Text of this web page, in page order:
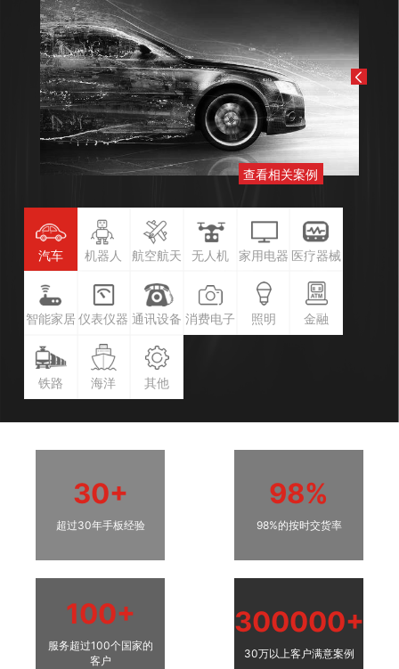
查看相关案例
汽车 机器人 航空航天 无人机 家用电器 医疗器械
智能家居 仪表仪器 通讯设备 消费电子 照明 金融
铁路 海洋 其他
30+
超过30年手板经验
98%
98%的按时交货率
100+
服务超过100个国家的
客户
300000+
30万以上客户满意案例